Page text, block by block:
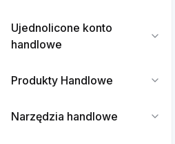
Ujednolicone konto
handlowe
Produkty Handlowe
Narzędzia handlowe